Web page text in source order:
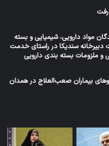
رفت
مواد دارویی، شیمیایی و بسته
دبیرخانه سندیکا در راستای خدمت
و ملزومات بسته بندی دارویی
بیماران صعب‌العلاج در همدان